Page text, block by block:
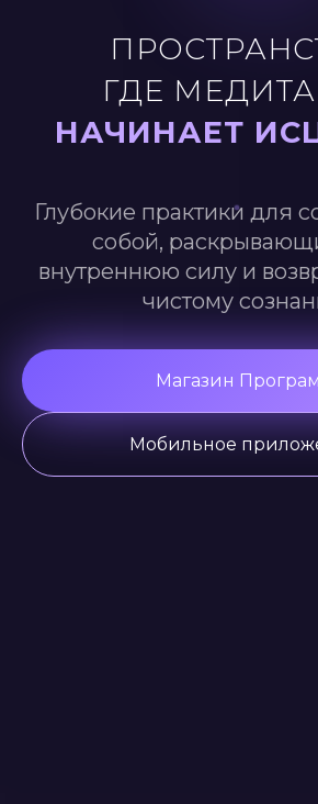
ГДЕ
НАЧИНАЕТ
Глубокие практики для
собой,
внутреннюю силу и
чистому
Магазин
Мобильное